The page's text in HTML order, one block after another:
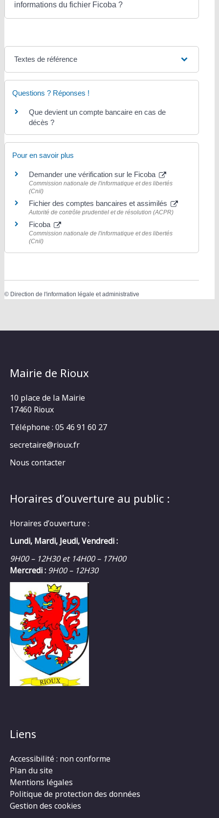
informations du fichier Ficoba ?
Textes de référence
Questions ? Réponses !
Que devient un compte bancaire en cas de
décès ?
Pour en savoir plus
Demander une vérification sur le Ficoba
Commission nationale de l'informatique et des libertés
(Cnil)
Fichier des comptes bancaires et assimilés
Autorité de contrôle prudentiel et de résolution (ACPR)
Ficoba
Commission nationale de l'informatique et des libertés
(Cnil)
© Direction de l'information légale et administrative
Mairie de Rioux
10 place de la Mairie
17460 Rioux
Téléphone : 05 46 91 60 27
secretaire@rioux.fr
Nous contacter
Horaires d’ouverture au public :
Horaires d’ouverture :
Lundi, Mardi, Jeudi, Vendredi :
9H00 – 12H30 et 14H00 – 17H00
Mercredi : 9H00 – 12H30
Liens
Accessibilité : non conforme
Plan du site
Mentions légales
Politique de protection des données
Gestion des cookies